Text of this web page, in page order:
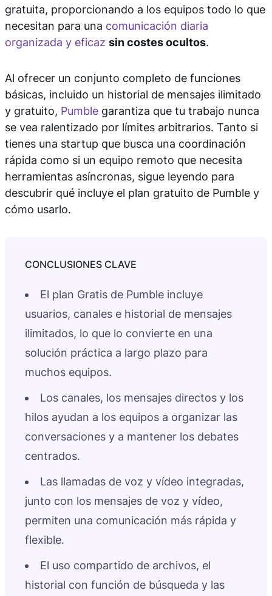
gratuita, proporcionando a los equipos todo lo que
necesitan para una comunicación diaria
organizada y eficaz sin costes ocultos.
Al ofrecer un conjunto completo de funciones
básicas, incluido un historial de mensajes ilimitado
y gratuito, Pumble garantiza que tu trabajo nunca
se vea ralentizado por límites arbitrarios. Tanto si
tienes una startup que busca una coordinación
rápida como si un equipo remoto que necesita
herramientas asíncronas, sigue leyendo para
descubrir qué incluye el plan gratuito de Pumble y
cómo usarlo.
El plan Gratis de Pumble incluye
usuarios, canales e historial de mensajes
ilimitados, lo que lo convierte en una
solución práctica a largo plazo para
muchos equipos.
Los canales, los mensajes directos y los
hilos ayudan a los equipos a organizar las
conversaciones y a mantener los debates
centrados.
Las llamadas de voz y vídeo integradas,
junto con los mensajes de voz y vídeo,
permiten una comunicación más rápida y
flexible.
El uso compartido de archivos, el
historial con función de búsqueda y las